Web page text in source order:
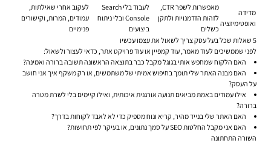
מדידה
ואופטימיזציה
מאפשרות לשפר CTR,
לזהות הזדמנויות ולתקן
כשלים
לעבוד בלי Search
Console ובלי ניתוח
ביצועים
לעקוב אחרי שאילתות,
עמודים, המרות, וקישורים
פנימיים
5 שאלות שכל בעל עסק צריך לשאול את עצמו עכשיו
לפני שממשיכים לעוד מאמר, עוד קמפיין או עוד פרויקט אתר, כדאי לעצור ולשאול:
האם הלקוח שמחפש אותי בגוגל מקבל כבר בתוצאה הראשונה תשובה ברורה ואמינה?
האם מבנה האתר שלי תומך בחיפוש אמיתי של משתמשים, או רק משקף איך אני חושב
על העסק?
אילו עמודים באמת מביאים תנועה אורגנית איכותית, ואילו קיימים בלי לשרת מטרה
ברורה?
האם האתר שלי בנייד מהיר, קריא ונוח מספיק כדי לא לאבד לקוחות בדרך?
האם אני מקבל החלטות SEO על סמך נתונים, או בעיקר לפי תחושות?
השורה התחתונה